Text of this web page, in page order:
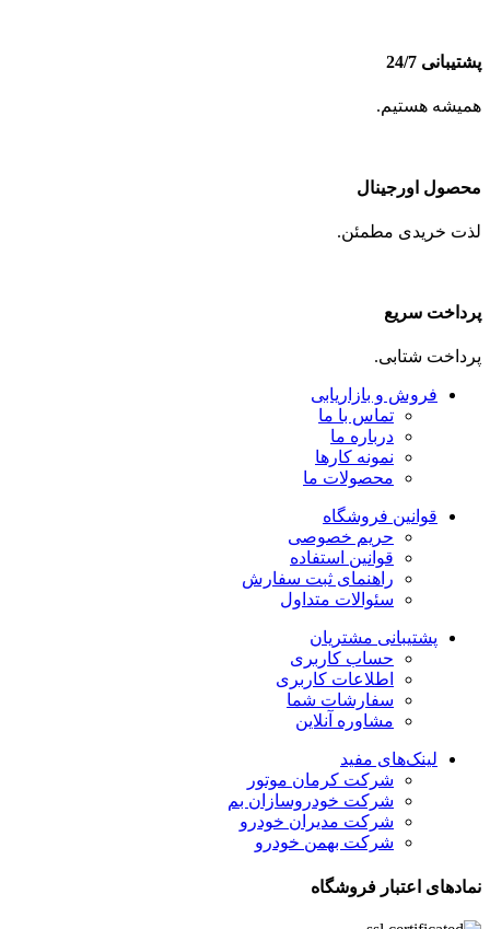
پشتیبانی 24/7
همیشه هستیم.
محصول اورجینال
لذت خریدی مطمئن.
پرداخت سریع
پرداخت شتابی.
فروش و بازاریابی
تماس با ما
درباره ما
نمونه کارها
محصولات ما
قوانین فروشگاه
حریم خصوصی
قوانین استفاده
راهنمای ثبت سفارش
سئوالات متداول
پشتیبانی مشتریان
حساب کاربری
اطلاعات کاربری
سفارشات شما
مشاوره آنلاین
لینک‌های مفید
شرکت کرمان موتور
شرکت خودروسازان بم
شرکت مدیران خودرو
شرکت بهمن خودرو
نمادهای اعتبار فروشگاه